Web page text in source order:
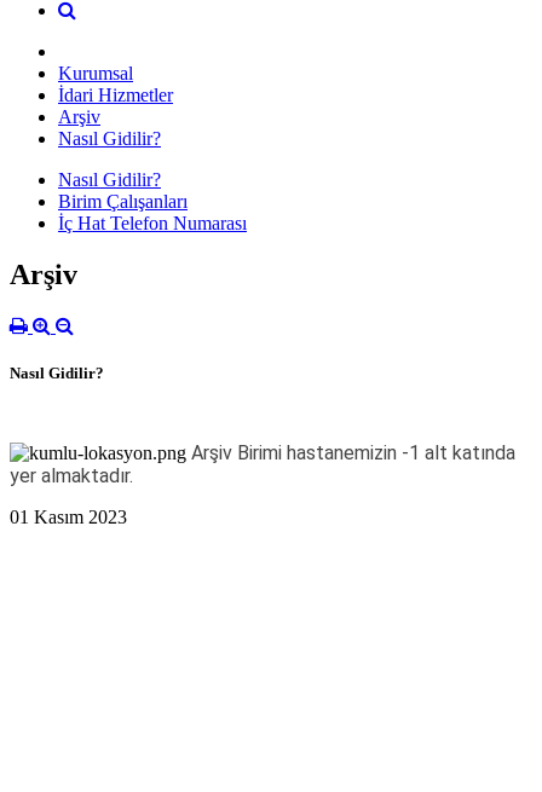
Kurumsal
İdari Hizmetler
Arşiv
Nasıl Gidilir?
Nasıl Gidilir?
Birim Çalışanları
İç Hat Telefon Numarası
Arşiv
Nasıl Gidilir?
Arşiv Birimi hastanemizin -1 alt katında
yer almaktadır.
01 Kasım 2023